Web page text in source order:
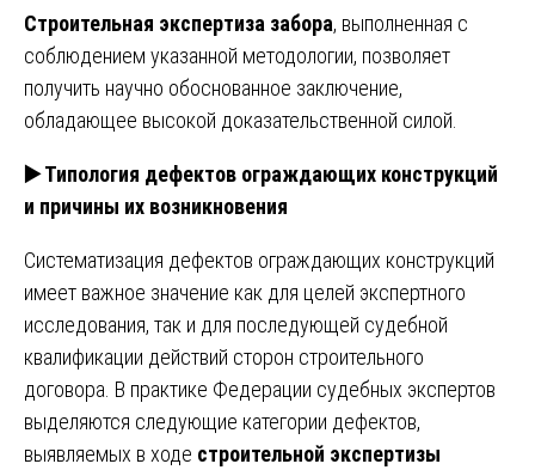
Строительная экспертиза забора, выполненная с
соблюдением указанной методологии, позволяет
получить научно обоснованное заключение,
обладающее высокой доказательственной силой.
▶️Типология дефектов ограждающих конструкций
и причины их возникновения
Систематизация дефектов ограждающих конструкций
имеет важное значение как для целей экспертного
исследования, так и для последующей судебной
квалификации действий сторон строительного
договора. В практике Федерации судебных экспертов
выделяются следующие категории дефектов,
выявляемых в ходе строительной экспертизы